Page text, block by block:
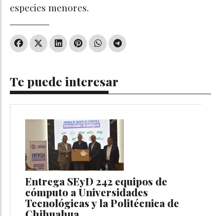
especies menores.
Te puede interesar
Entrega SEyD 242 equipos de
cómputo a Universidades
Tecnológicas y la Politécnica de